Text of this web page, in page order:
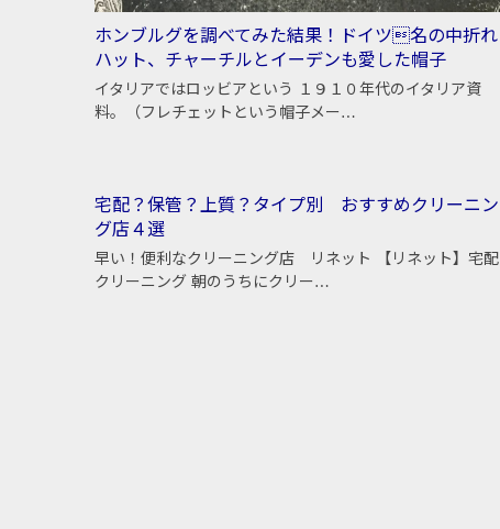
ホンブルグを調べてみた結果！ドイツ名の中折れ
ハット、チャーチルとイーデンも愛した帽子
イタリアではロッビアという １９１０年代のイタリア資
料。（フレチェットという帽子メー…
宅配？保管？上質？タイプ別 おすすめクリーニン
グ店４選
早い！便利なクリーニング店 リネット 【リネット】宅配
クリーニング 朝のうちにクリー…